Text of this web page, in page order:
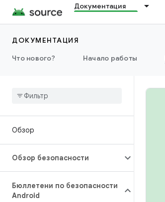
Документация
ДОКУМЕНТАЦИЯ
Что нового?
Начало работы
Обзор
Обзор безопасности
Бюллетени по безопасности
Android